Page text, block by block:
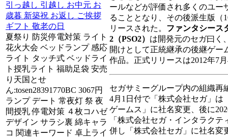
引っ越し 引越し お中元 お
歳暮 新築祝 お返し ご挨拶
ギフト 敬老の日
夏祭り 防災停電対策 ライト
花火大会 ベッドランプ 感応
ライト タッチ式 ベッドライ
ト授乳ライト 福助足袋 安売
り天国とせ
ん:tosen28391770BC 3067円
ランプ デート 常夜灯 祭 夜
間授乳 停電対策 ４枚コハゼ
デザイン サラシ裏 綿キャラ
コ 関連キーワード 卓上ライ
ールなどが評価され多くのユー
ることとなり、その後派生版（
リースされた。 ファンタシース
2（PSO2） は開発元のセガ曰く
開けとして正統継承の後継ゲー
作品。正式リリースは2012年7
セガサミーグループ内の組織再
4月1日付で「株式会社セガ」は
ゲームス」に社名変更、後に
「株式会社セガ・インタラクテ
併し「株式会社セガ」に社名変